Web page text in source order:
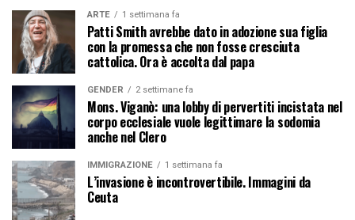
ARTE 1 settimana fa
Patti Smith avrebbe dato in adozione sua figlia
con la promessa che non fosse cresciuta
cattolica. Ora è accolta dal papa
GENDER 2 settimane fa
Mons. Viganò: una lobby di pervertiti incistata nel
corpo ecclesiale vuole legittimare la sodomia
anche nel Clero
IMMIGRAZIONE 1 settimana fa
L’invasione è incontrovertibile. Immagini da
Ceuta